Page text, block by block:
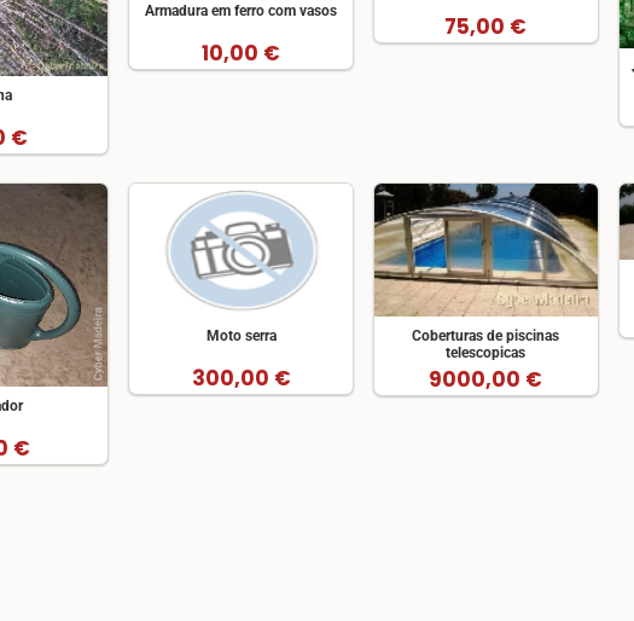
€
Armadura em ferro com vasos
10,00 €
75,00 €
€
Moto serra
300,00 €
Coberturas de piscinas
telescopicas
9000,00 €